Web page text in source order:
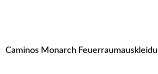
Caminos Monarch